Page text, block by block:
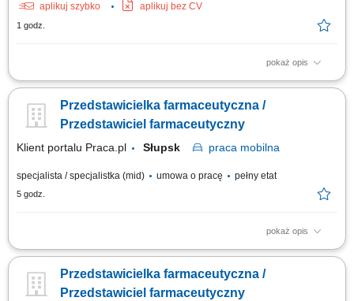
aplikuj szybko
aplikuj bez CV
1 godz.
pokaż opis
Opis stanowiska Kompleksowa opieka nad obecną siecią partnerów
punktów handlowych. Dbanie o stałą realizację planów sprzedażowych w
oparciu o zatwierdzony budżet roczny. Wdrażanie lokalnych strategii
Przedstawicielka farmaceutyczna /
Przedstawiciel farmaceutyczny
Klient portalu Praca.pl Słupsk praca mobilna
specjalista / specjalistka (mid) umowa o pracę pełny etat
5 godz.
pokaż opis
Aktywne realizowanie wyznaczonych celów handlowych w aptekach
profesjonalnego i pozytywnego wizerunku marki oraz portfolio
produktowego na podległym terenie. Nawiązywanie oraz długofalowe
Przedstawicielka farmaceutyczna /
Przedstawiciel farmaceutyczny